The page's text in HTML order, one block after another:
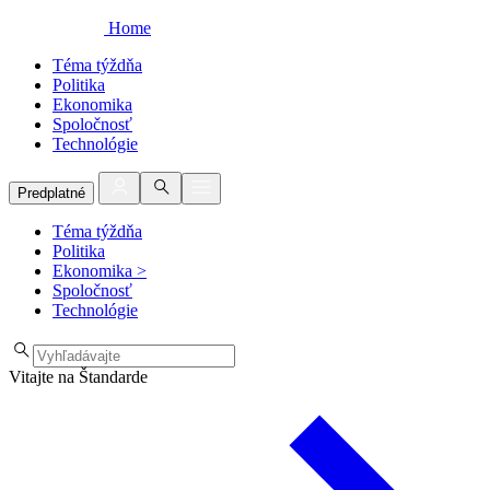
Home
Téma týždňa
Politika
Ekonomika
Spoločnosť
Technológie
Predplatné
Téma týždňa
Politika
Ekonomika >
Spoločnosť
Technológie
Vitajte na Štandarde